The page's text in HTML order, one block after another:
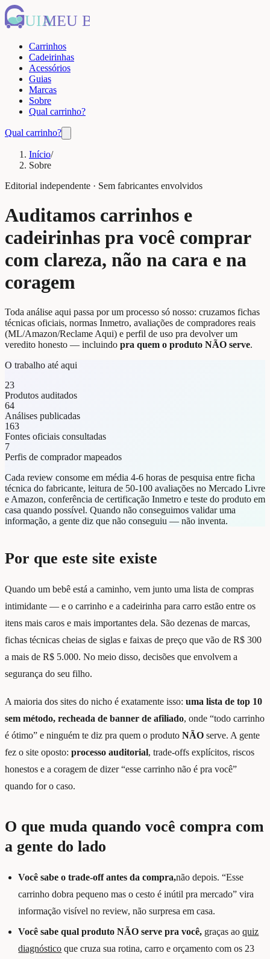
UIAMEU BEBÊ
Carrinhos
Cadeirinhas
Acessórios
Guias
Marcas
Sobre
Qual carrinho?
Qual carrinho?
Início/
Sobre
Editorial independente · Sem fabricantes envolvidos
Auditamos carrinhos e
cadeirinhas pra você comprar
com clareza, não na cara e na
coragem
Toda análise aqui passa por um processo só nosso: cruzamos fichas
técnicas oficiais, normas Inmetro, avaliações de compradores reais
(ML/Amazon/Reclame Aqui) e perfil de uso pra devolver um
veredito honesto — incluindo pra quem o produto NÃO serve.
O trabalho até aqui
23
Produtos auditados
64
Análises publicadas
163
Fontes oficiais consultadas
7
Perfis de comprador mapeados
Cada review consome em média 4-6 horas de pesquisa entre ficha
técnica do fabricante, leitura de 50-100 avaliações no Mercado Livre
e Amazon, conferência de certificação Inmetro e teste do produto em
casa quando possível. Quando não conseguimos validar uma
informação, a gente diz que não conseguiu — não inventa.
Por que este site existe
Quando um bebê está a caminho, vem junto uma lista de compras
intimidante — e o carrinho e a cadeirinha para carro estão entre os
itens mais caros e mais importantes dela. São dezenas de marcas,
fichas técnicas cheias de siglas e faixas de preço que vão de R$ 300
a mais de R$ 5.000. No meio disso, decisões que envolvem a
segurança do seu filho.
A maioria dos sites do nicho é exatamente isso: uma lista de top 10
sem método, recheada de banner de afiliado, onde “todo carrinho
é ótimo” e ninguém te diz pra quem o produto NÃO serve. A gente
fez o site oposto: processo auditorial, trade-offs explícitos, riscos
honestos e a coragem de dizer “esse carrinho não é pra você”
quando for o caso.
O que muda quando você compra com
a gente do lado
Você sabe o trade-off antes da compra,não depois. “Esse
carrinho dobra pequeno mas o cesto é inútil pra mercado” vira
informação visível no review, não surpresa em casa.
Você sabe qual produto NÃO serve pra você, graças ao quiz
diagnóstico que cruza sua rotina, carro e orçamento com os 23